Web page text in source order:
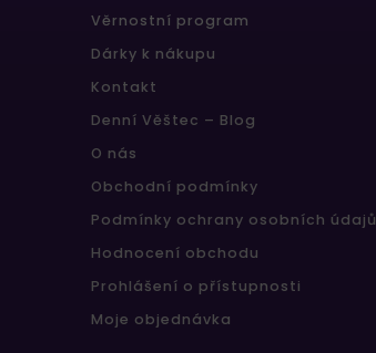
Věrnostní program
Dárky k nákupu
Kontakt
Denní Věštec – Blog
O nás
Obchodní podmínky
Podmínky ochrany osobních údajů
Hodnocení obchodu
Prohlášení o přístupnosti
Moje objednávka